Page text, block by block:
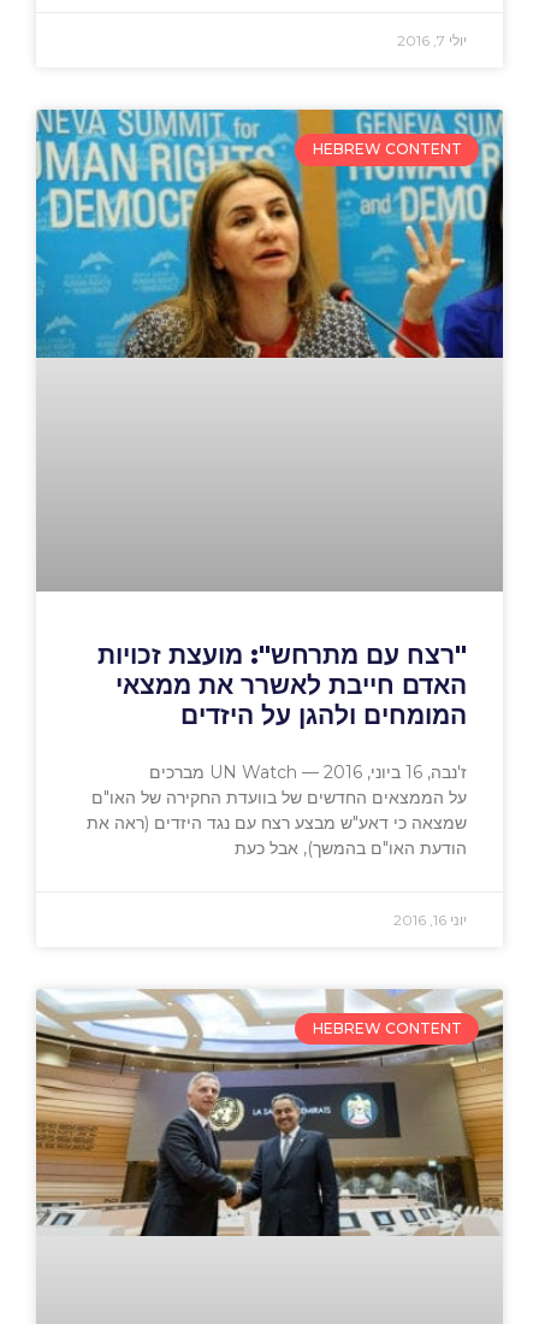
יולי 7, 2016
HEBREW CONTENT
"רצח עם מתרחש": מועצת זכויות
האדם חייבת לאשרר את ממצאי
המומחים ולהגן על היזדים
ז'נבה, 16 ביוני, 2016 — UN Watch מברכים
על הממצאים החדשים של בוועדת החקירה של האו"ם
שמצאה כי דאע"ש מבצע רצח עם נגד היזדים (ראה את
הודעת האו"ם בהמשך), אבל כעת
יוני 16, 2016
HEBREW CONTENT